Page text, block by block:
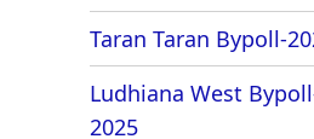
Taran Taran Bypoll-
Ludhiana West
2025